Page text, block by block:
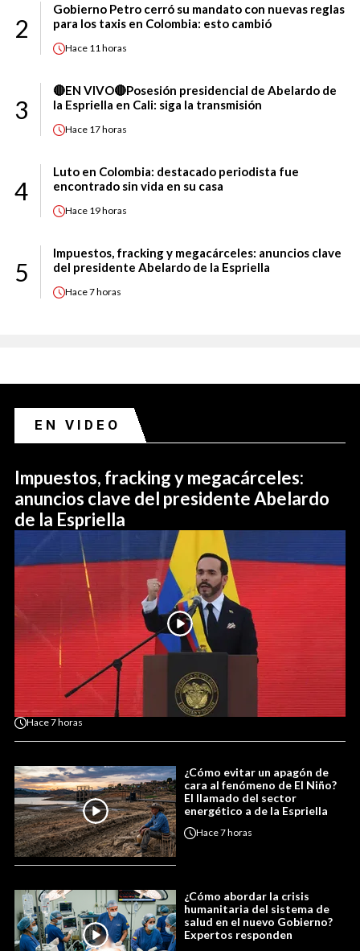
2
Gobierno Petro cerró su mandato con nuevas reglas
para los taxis en Colombia: esto cambió
Hace 11 horas
3
🔴EN VIVO🔴Posesión presidencial de Abelardo de
la Espriella en Cali: siga la transmisión
Hace 17 horas
4
Luto en Colombia: destacado periodista fue
encontrado sin vida en su casa
Hace 19 horas
5
Impuestos, fracking y megacárceles: anuncios clave
del presidente Abelardo de la Espriella
Hace7 horas
EN VIDEO
Impuestos, fracking y megacárceles:
anuncios clave del presidente Abelardo
de la Espriella
Hace7 horas
¿Cómo evitar un apagón de
cara al fenómeno de El Niño?
El llamado del sector
energético a de la Espriella
Hace7 horas
¿Cómo abordar la crisis
humanitaria del sistema de
salud en el nuevo Gobierno?
Expertos responden